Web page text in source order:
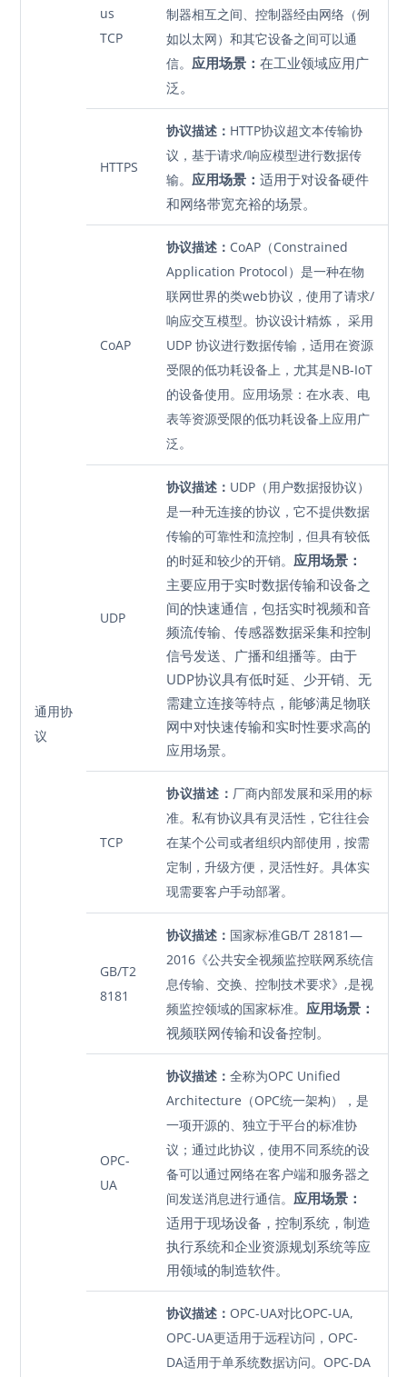
通用协
议
us
TCP
制器相互之间、控制器经由网络（例
如以太网）和其它设备之间可以通
信。应用场景：在工业领域应用广
泛。
HTTPS
协议描述： HTTP协议超文本传输协
议，基于请求/响应模型进行数据传
输。应用场景：适用于对设备硬件
和网络带宽充裕的场景。
CoAP
协议描述： CoAP（Constrained
Application Protocol）是一种在物
联网世界的类web协议，使用了请求/
响应交互模型。协议设计精炼， 采用
UDP 协议进行数据传输，适用在资源
受限的低功耗设备上，尤其是NB-IoT
的设备使用。应用场景：在水表、电
表等资源受限的低功耗设备上应用广
泛。
UDP
协议描述： UDP（用户数据报协议）
是一种无连接的协议，它不提供数据
传输的可靠性和流控制，但具有较低
的时延和较少的开销。应用场景：
主要应用于实时数据传输和设备之
间的快速通信，包括实时视频和音
频流传输、传感器数据采集和控制
信号发送、广播和组播等。由于
UDP协议具有低时延、少开销、无
需建立连接等特点，能够满足物联
网中对快速传输和实时性要求高的
应用场景。
TCP
协议描述： 厂商内部发展和采用的标
准。私有协议具有灵活性，它往往会
在某个公司或者组织内部使用，按需
定制，升级方便，灵活性好。具体实
现需要客户手动部署。
GB/T2
8181
协议描述： 国家标准GB/T 28181—
2016《公共安全视频监控联网系统信
息传输、交换、控制技术要求》,是视
频监控领域的国家标准。应用场景：
视频联网传输和设备控制。
OPC-
UA
协议描述：全称为OPC Unified
Architecture（OPC统一架构），是
一项开源的、独立于平台的标准协
议；通过此协议，使用不同系统的设
备可以通过网络在客户端和服务器之
间发送消息进行通信。应用场景：
适用于现场设备，控制系统，制造
执行系统和企业资源规划系统等应
用领域的制造软件。
协议描述： OPC-UA对比OPC-UA,
OPC-UA更适用于远程访问，OPC-
DA适用于单系统数据访问。OPC-DA